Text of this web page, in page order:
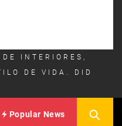
INTERIORES,
DE VIDA. DID
Popular News